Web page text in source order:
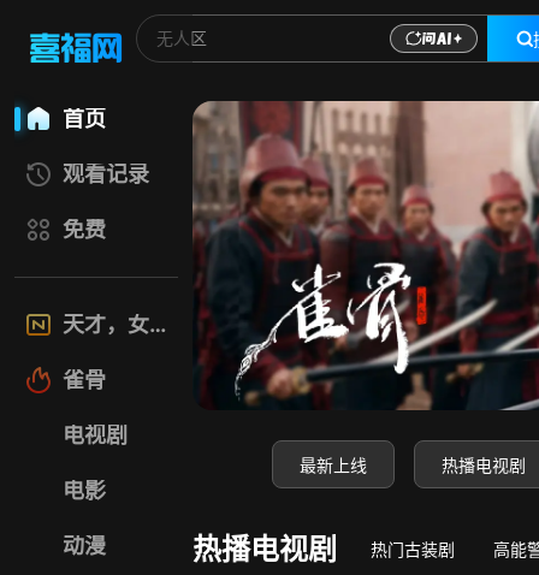
首页
观看记录
免费
天才，女友
雀骨
电视剧
电影
动漫
喜福影视网-高清电
最新上线 热播电视剧
热播电视剧 热门古装剧 高能